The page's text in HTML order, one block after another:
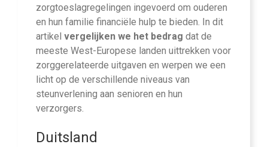
zorgtoeslagregelingen ingevoerd om ouderen
en hun familie financiële hulp te bieden. In dit
artikel vergelijken we het bedrag dat de
meeste West-Europese landen uittrekken voor
zorggerelateerde uitgaven en werpen we een
licht op de verschillende niveaus van
steunverlening aan senioren en hun
verzorgers.
Duitsland